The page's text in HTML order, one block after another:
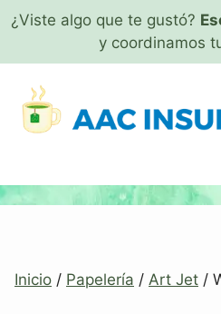
¿Viste algo que te gustó?
y coordinamos
Inicio / Papelería / Art Jet /